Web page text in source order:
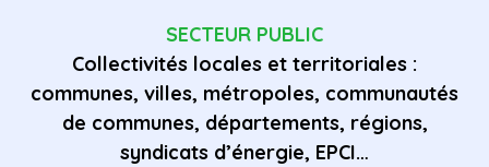
SECTEUR PUBLIC
Collectivités locales et territoriales :
communes, villes, métropoles, communautés
de communes, départements, régions,
syndicats d’énergie, EPCI…